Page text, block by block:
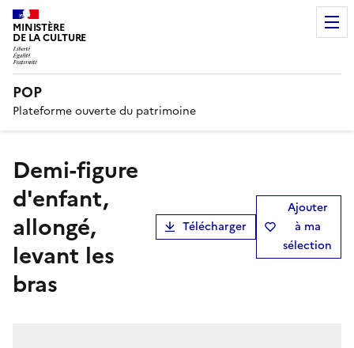
MINISTÈRE
DE LA CULTURE
POP
Plateforme ouverte du patrimoine
Demi-figure
d'enfant,
allongé,
levant les
bras
Télécharger
Ajouter
à ma
sélection